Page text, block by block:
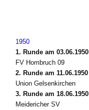
1950
1. Runde am 03.06.1950
FV Hombruch 09
2. Runde am 11.06.1950
Union Gelsenkirchen
3. Runde am 18.06.1950
Meidericher SV